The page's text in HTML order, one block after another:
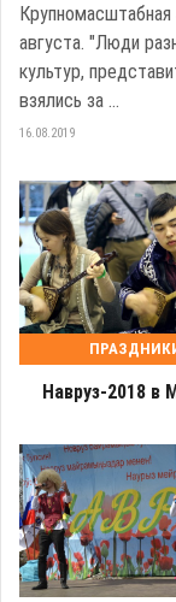
августа. "Люди
культур,
взялись за ...
16.08.2019
Навруз-2018 в